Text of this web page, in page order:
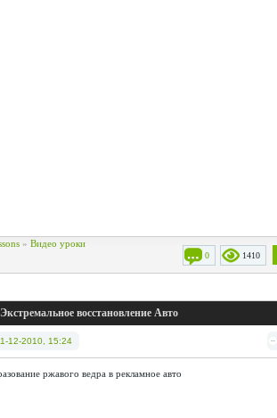
» Видео уроки
1410
0
восстановление Авто
12-2010, 15:24
ржавого ведра в рекламное авто